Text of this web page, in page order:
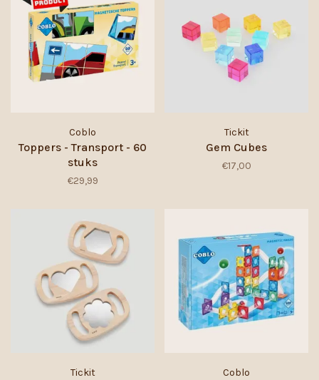
Coblo
Toppers - Transport - 60
stuks
€29,99
Tickit
Gem Cubes
€17,00
Tickit Coblo